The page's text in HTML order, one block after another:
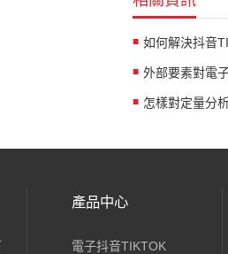
產品中心
電子抖音TIKTOK